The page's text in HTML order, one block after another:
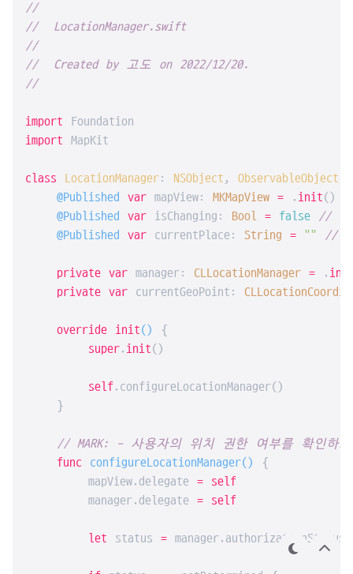
//
//  LocationManager.swift
//
//  Created by 고도 on 2022/12/20.
//
import
import MapKit
class LocationManager: NSObject , ObservableObject
@Published
var mapView: MKMapView = . init()
@Published
var isChanging: Bool = false
// 지
@Published
var currentPlace: String = "" //
private var manager: CLLocationManager = .
private var currentGeoPoint:
override init()
{
super. init()
self.configureLocationManager()
    }
// MARK: - 사용자의 위치 권한 여부를 확인하
func
configureLocationManager()
{
        mapView.delegate
=
self
        manager.delegate
= self
let status = manager.authorizationStatus
테
상